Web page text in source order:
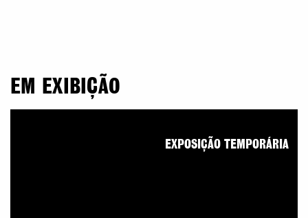
EM EXIBIÇÃO
EXPOSIÇÃO TEMPORÁRIA